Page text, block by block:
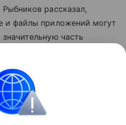
рассказал,
и файлы приложений могут
часть